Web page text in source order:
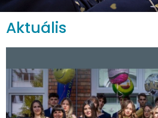
Aktuális